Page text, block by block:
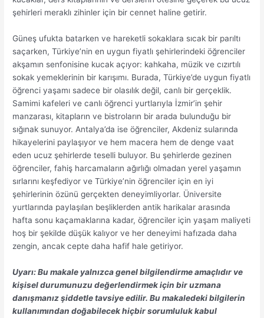
şehirleri meraklı zihinler için bir cennet haline getirir.
Güneş ufukta batarken ve hareketli sokaklara sıcak bir parıltı
saçarken, Türkiye’nin en uygun fiyatlı şehirlerindeki öğrenciler
akşamın senfonisine kucak açıyor: kahkaha, müzik ve cızırtılı
sokak yemeklerinin bir karışımı. Burada, Türkiye’de uygun fiyatlı
öğrenci yaşamı sadece bir olasılık değil, canlı bir gerçeklik.
Samimi kafeleri ve canlı öğrenci yurtlarıyla İzmir’in şehir
manzarası, kitapların ve bistroların bir arada bulunduğu bir
sığınak sunuyor. Antalya’da ise öğrenciler, Akdeniz sularında
hikayelerini paylaşıyor ve hem macera hem de denge vaat
eden ucuz şehirlerde teselli buluyor. Bu şehirlerde gezinen
öğrenciler, fahiş harcamaların ağırlığı olmadan yerel yaşamın
sırlarını keşfediyor ve Türkiye’nin öğrenciler için en iyi
şehirlerinin özünü gerçekten deneyimliyorlar. Üniversite
yurtlarında paylaşılan beşliklerden antik harikalar arasında
hafta sonu kaçamaklarına kadar, öğrenciler için yaşam maliyeti
hoş bir şekilde düşük kalıyor ve her deneyimi hafızada daha
zengin, ancak cepte daha hafif hale getiriyor.
Uyarı: Bu makale yalnızca genel bilgilendirme amaçlıdır ve
kişisel durumunuzu değerlendirmek için bir uzmana
danışmanız şiddetle tavsiye edilir. Bu makaledeki bilgilerin
kullanımından doğabilecek hiçbir sorumluluk kabul